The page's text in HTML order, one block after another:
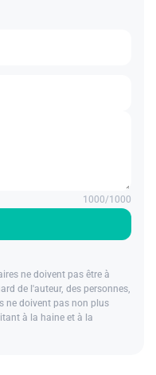
1000/1000
ne doivent pas être à
de l'auteur, des personnes,
ne doivent pas non plus
à la haine et à la